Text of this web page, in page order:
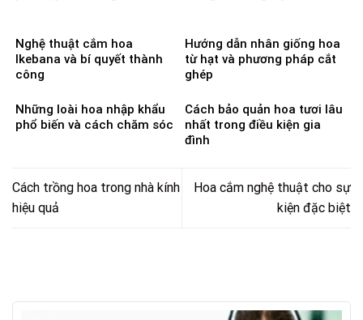
Nghệ thuật cắm hoa
Ikebana và bí quyết thành
công
Hướng dẫn nhân giống hoa
từ hạt và phương pháp cắt
ghép
Những loài hoa nhập khẩu
phổ biến và cách chăm sóc
Cách bảo quản hoa tươi lâu
nhất trong điều kiện gia
đình
Cách trồng hoa trong nhà kính
hiệu quả
Hoa cắm nghệ thuật cho sự
kiện đặc biệt